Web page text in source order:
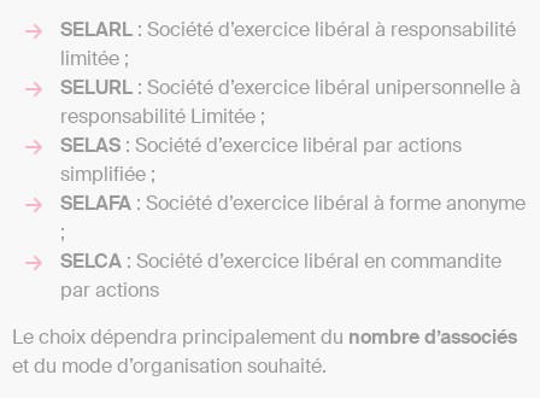
SELARL : Société d’exercice libéral à responsabilité
limitée ;
SELURL : Société d’exercice libéral unipersonnelle à
responsabilité Limitée ;
SELAS : Société d’exercice libéral par actions
simplifiée ;
SELAFA : Société d’exercice libéral à forme anonyme
;
SELCA : Société d’exercice libéral en commandite
par actions
Le choix dépendra principalement du nombre d’associés
et du mode d’organisation souhaité.